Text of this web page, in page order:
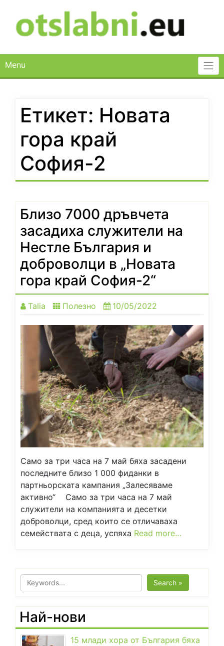
content
Menu
Етикет: Новата
гора край
София-2
Близо 7000 дръвчета
засадиха служители на
Нестле България и
доброволци в „Новата
гора край София-2“
Talia Полезно 10/05/2022
Само за три часа на 7 май бяха засадени
последните близо 1 000 фиданки в
партньорската кампания „Залесяваме
активно“ Само за три часа на 7 май
служители на компанията и десетки
доброволци, сред които се отличаваха
семействата с деца, успяха Read more…
Search »
Най-нови
15 млади хора от България бяха